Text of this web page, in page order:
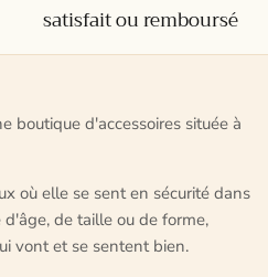
satisfait ou remboursé
boutique d'accessoires située à
où elle se sent en sécurité dans
de taille ou de forme,
vont et se sentent bien.